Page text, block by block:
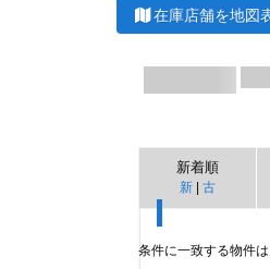
在庫店舗を地図
新着順
新 | 古
条件に一致する物件